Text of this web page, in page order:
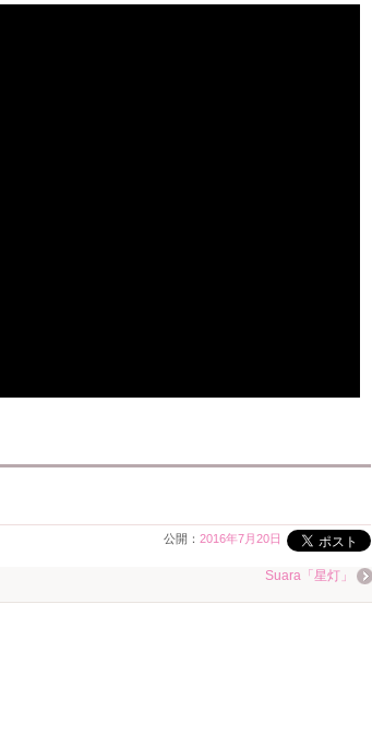
公開： 2016年7月20日
Suara「星灯」